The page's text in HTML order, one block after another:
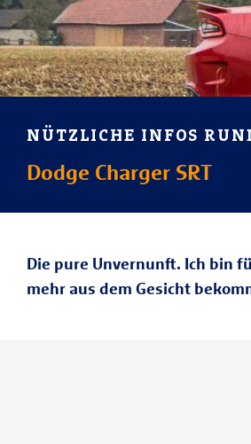
NÜTZLICHE INFOS
Dodge Charger SRT
Die pure Unvernunft. Ich bin
mehr aus dem Gesicht